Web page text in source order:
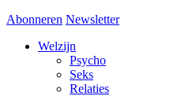
Abonneren Newsletter
Welzijn
Psycho
Seks
Relaties